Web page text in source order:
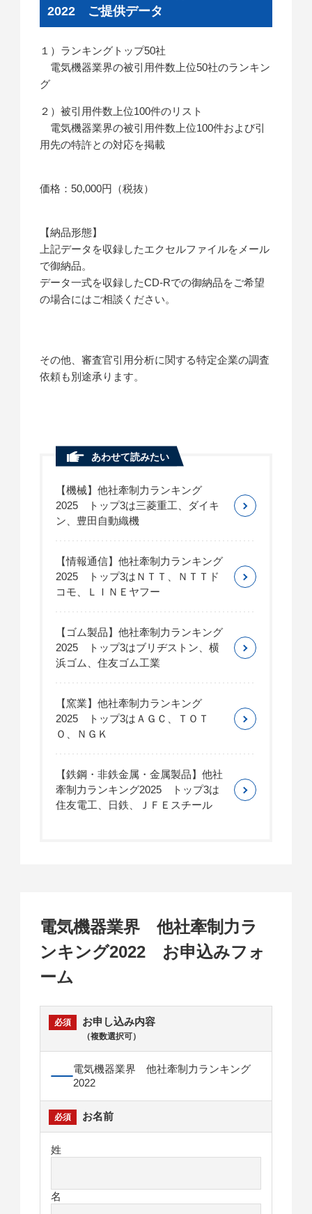
2022 ご提供データ
１）ランキングトップ50社
電気機器業界の被引用件数上位50社のランキン
グ
２）被引用件数上位100件のリスト
電気機器業界の被引用件数上位100件および引
用先の特許との対応を掲載
価格：50,000円（税抜）
【納品形態】
上記データを収録したエクセルファイルをメール
で御納品。
データ一式を収録したCD-Rでの御納品をご希望
の場合にはご相談ください。
その他、審査官引用分析に関する特定企業の調査
依頼も別途承ります。
あわせて読みたい
【機械】他社牽制力ランキング
2025 トップ3は三菱重工、ダイキ
ン、豊田自動織機
【情報通信】他社牽制力ランキング
2025 トップ3はＮＴＴ、ＮＴＴド
コモ、ＬＩＮＥヤフー
【ゴム製品】他社牽制力ランキング
2025 トップ3はブリヂストン、横
浜ゴム、住友ゴム工業
【窯業】他社牽制力ランキング
2025 トップ3はＡＧＣ、ＴＯＴ
Ｏ、ＮＧＫ
【鉄鋼・非鉄金属・金属製品】他社
牽制力ランキング2025 トップ3は
住友電工、日鉄、ＪＦＥスチール
電気機器業界 他社牽制力ラ
ンキング2022 お申込みフォ
ーム
お申し込み内容
（複数選択可）
電気機器業界 他社牽制力ランキング
2022
お名前
姓
名